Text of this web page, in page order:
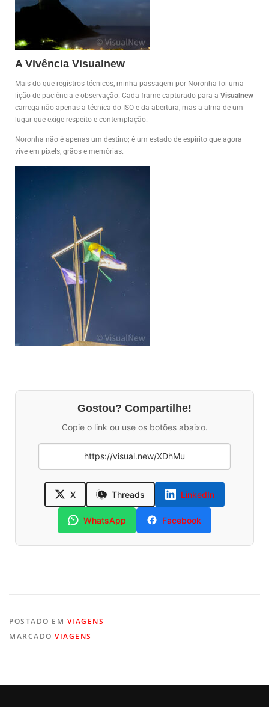
A Vivência Visualnew
Mais do que registros técnicos, minha passagem por Noronha foi uma
lição de paciência e observação. Cada frame capturado para a Visualnew
carrega não apenas a técnica do ISO e da abertura, mas a alma de um
lugar que exige respeito e contemplação.
Noronha não é apenas um destino; é um estado de espírito que agora
vive em pixels, grãos e memórias.
Gostou? Compartilhe!
Copie o link ou use os botões abaixo.
X Threads LinkedIn
WhatsApp Facebook
POSTADO EM VIAGENS
MARCADO VIAGENS